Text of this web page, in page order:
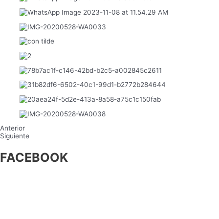
Anterior
Siguiente
FACEBOOK